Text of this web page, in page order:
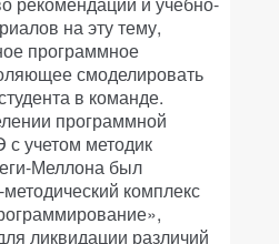
на эту тему,
программное
смоделировать
в команде.
программной
учетом методик
Меллона был
комплекс
ликвидации различий